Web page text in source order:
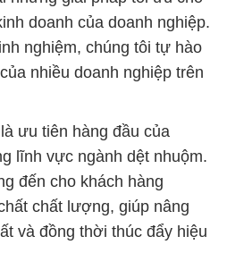
ưu tiên hàng đầu của
lĩnh vực ngành dệt nhuộm.
đến cho khách hàng
chất lượng, giúp nâng
và đồng thời thúc đẩy hiệu
Ty Hóa Chất Đắc Trường
cho mọi nhu cầu về hóa
Chúng tôi không chỉ là nhà
phẩm hóa chất nhập